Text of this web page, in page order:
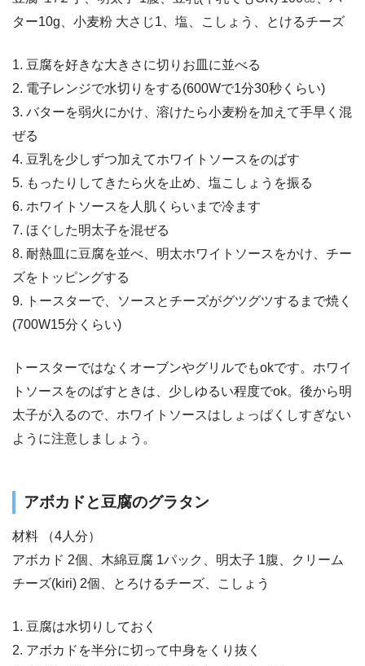
ター10g、小麦粉 大さじ1、塩、こしょう、とけるチーズ
1. 豆腐を好きな大きさに切りお皿に並べる
2. 電子レンジで水切りをする(600Wで1分30秒くらい)
3. バターを弱火にかけ、溶けたら小麦粉を加えて手早く混
ぜる
4. 豆乳を少しずつ加えてホワイトソースをのばす
5. もったりしてきたら火を止め、塩こしょうを振る
6. ホワイトソースを人肌くらいまで冷ます
7. ほぐした明太子を混ぜる
8. 耐熱皿に豆腐を並べ、明太ホワイトソースをかけ、チー
ズをトッピングする
9. トースターで、ソースとチーズがグツグツするまで焼く
(700W15分くらい)
トースターではなくオーブンやグリルでもokです。ホワイ
トソースをのばすときは、少しゆるい程度でok。後から明
太子が入るので、ホワイトソースはしょっぱくしすぎない
ように注意しましょう。
アボカドと豆腐のグラタン
材料 （4人分）
アボカド 2個、木綿豆腐 1パック、明太子 1腹、クリーム
チーズ(kiri) 2個、とろけるチーズ、こしょう
1. 豆腐は水切りしておく
2. アボカドを半分に切って中身をくり抜く